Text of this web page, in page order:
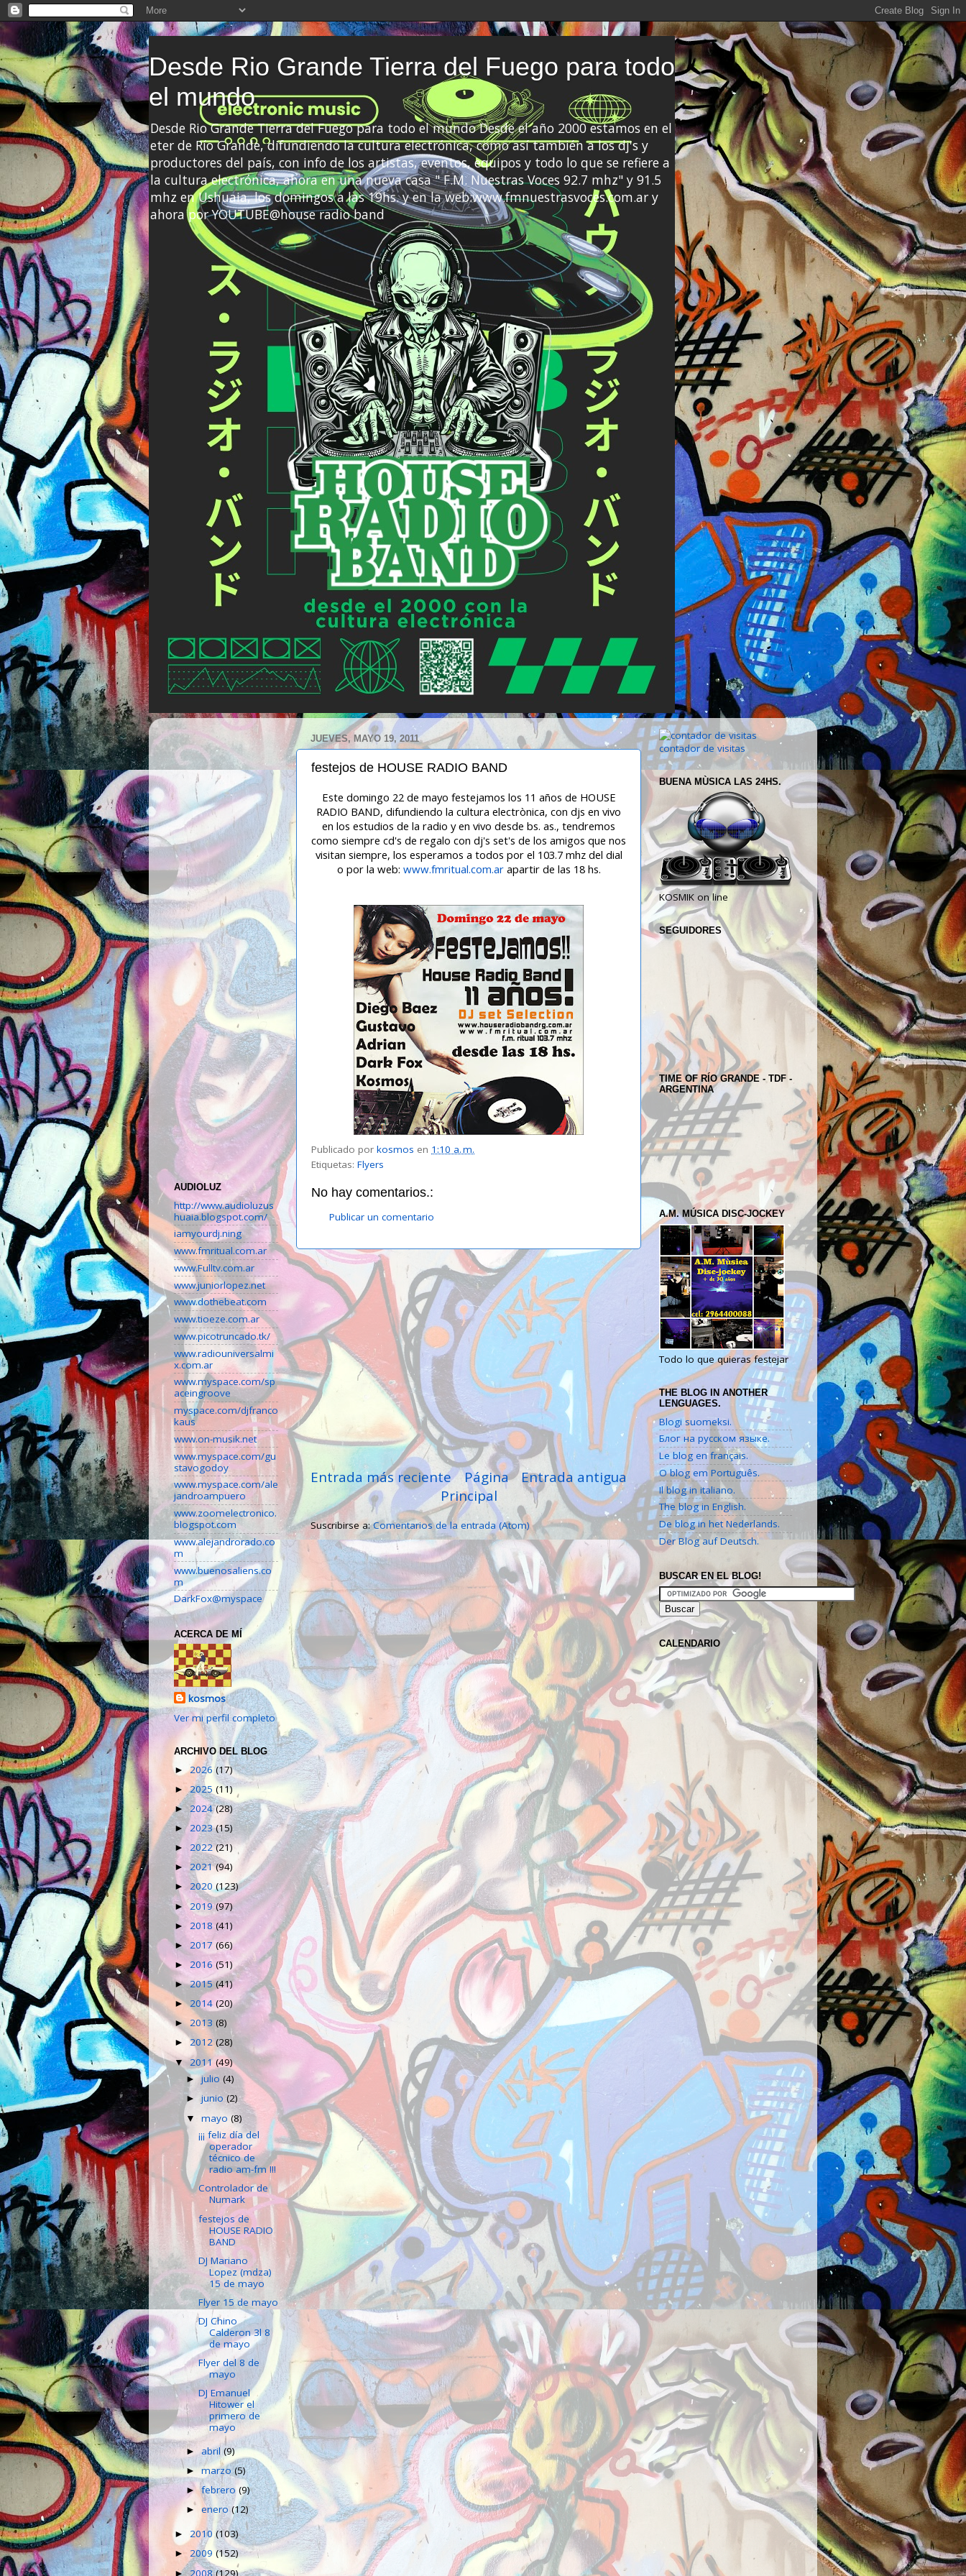
Desde Rio Grande Tierra del Fuego para todo
el mundo
Desde Rio Grande Tierra del Fuego para todo el mundo Desde el año 2000 estamos en el
eter de Río Grande, difundiendo la cultura electrónica, como así también a los dj's y
productores del país, con info de los artistas, eventos, equipos y todo lo que se refiere a
la cultura electrónica, ahora en una nueva casa " F.M. Nuestras Voces 92.7 mhz" y 91.5
mhz en Ushuaia, los domingos a las 19hs. y en la web:www.fmnuestrasvoces.com.ar y
ahora por YOUTUBE@house radio band
JUEVES, MAYO 19, 2011
festejos de HOUSE RADIO BAND
Este domingo 22 de mayo festejamos los 11 años de HOUSE
RADIO BAND, difundiendo la cultura electrònica, con djs en vivo
en los estudios de la radio y en vivo desde bs. as., tendremos
como siempre cd's de regalo con dj's set's de los amigos que nos
visitan siempre, los esperamos a todos por el 103.7 mhz del dial
o por la web: www.fmritual.com.arapartir de las 18 hs.
Publicado por kosmos en 1:10 a. m.
Etiquetas: Flyers
No hay comentarios.:
Publicar un comentario
Entrada más reciente Entrada antigua
Página
Principal
Suscribirse a:Comentarios de la entrada (Atom)
AUDIOLUZ
http://www.audioluzus
huaia.blogspot.com/
iamyourdj.ning
www.fmritual.com.ar
www.Fulltv.com.ar
www.juniorlopez.net
www.dothebeat.com
www.tioeze.com.ar
www.picotruncado.tk/
www.radiouniversalmi
x.com.ar
www.myspace.com/sp
aceingroove
myspace.com/djfranco
kaus
www.on-musik.net
www.myspace.com/gu
stavogodoy
www.myspace.com/ale
jandroampuero
www.zoomelectronico.
blogspot.com
www.alejandrorado.co
m
www.buenosaliens.co
m
DarkFox@myspace
ACERCA DE MÍ
kosmos
Ver mi perfil completo
ARCHIVO DEL BLOG
►2026 (17)
►2025 (11)
►2024(28)
►2023(15)
► 2022(21)
► 2021(94)
► 2020(123)
►2019(97)
► 2018(41)
► 2017 (66)
► 2016 (51)
►2015(41)
►2014 (20)
►2013 (8)
► 2012(28)
▼2011 (49)
►julio(4)
►junio(2)
▼mayo(8)
¡¡¡ feliz día del
operador
técnico de
radio am-fm !!!
Controlador de
Numark
festejos de
HOUSE RADIO
BAND
DJ Mariano
Lopez (mdza)
15 de mayo
Flyer 15 de mayo
DJ Chino
Calderon 3l 8
de mayo
Flyer del 8 de
mayo
DJ Emanuel
Hitower el
primero de
mayo
►abril(9)
►marzo(5)
►febrero(9)
►enero(12)
► 2010(103)
► 2009 (152)
►2008(129)
contador de visitas
BUENA MÙSICA LAS 24HS.
KOSMIK on line
SEGUIDORES
TIME OF RÍO GRANDE - TDF -
ARGENTINA
A.M. MÚSICA DISC-JOCKEY
Todo lo que quieras festejar
THE BLOG IN ANOTHER
LENGUAGES.
Blogi suomeksi.
Блог на русском языке.
Le blog en français.
O blog em Português.
Il blog in italiano.
The blog in English.
De blog in het Nederlands.
Der Blog auf Deutsch.
BUSCAR EN EL BLOG!
CALENDARIO